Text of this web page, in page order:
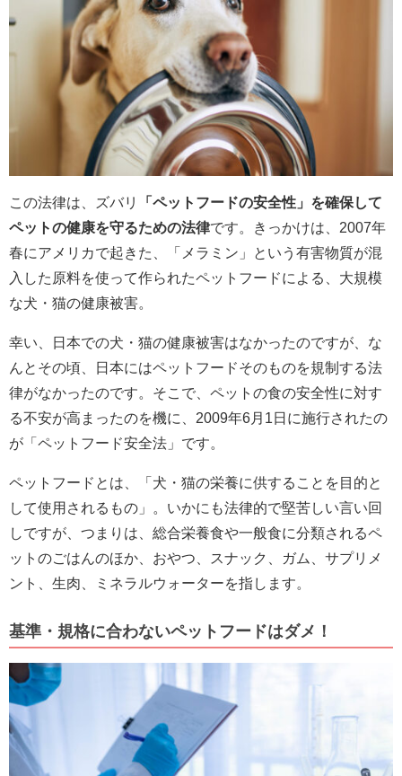
この法律は、ズバリ
「ペットフードの安全性」を確保して
ペットの健康を守るための法律です。きっかけは、2007年
春にアメリカで起きた、「メラミン」という有害物質が混
入した原料を使って作られたペットフードによる、大規模
な犬・猫の健康被害。
幸い、日本での犬・猫の健康被害はなかったのですが、な
んとその頃、日本にはペットフードそのものを規制する法
律がなかったのです。そこで、ペットの食の安全性に対す
る不安が高まったのを機に、2009年6月1日に施行されたの
が「ペットフード安全法」です。
ペットフードとは、「犬・猫の栄養に供することを目的と
して使用されるもの」。いかにも法律的で堅苦しい言い回
しですが、つまりは、総合栄養食や一般食に分類されるペ
ットのごはんのほか、おやつ、スナック、ガム、サプリメ
ント、生肉、ミネラルウォーターを指します。
基準・規格に合わないペットフードはダメ！